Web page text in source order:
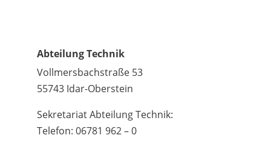
Abteilung Technik
Vollmersbachstraße 53
55743 Idar-Oberstein
Sekretariat Abteilung Technik:
Telefon: 06781 962 – 0